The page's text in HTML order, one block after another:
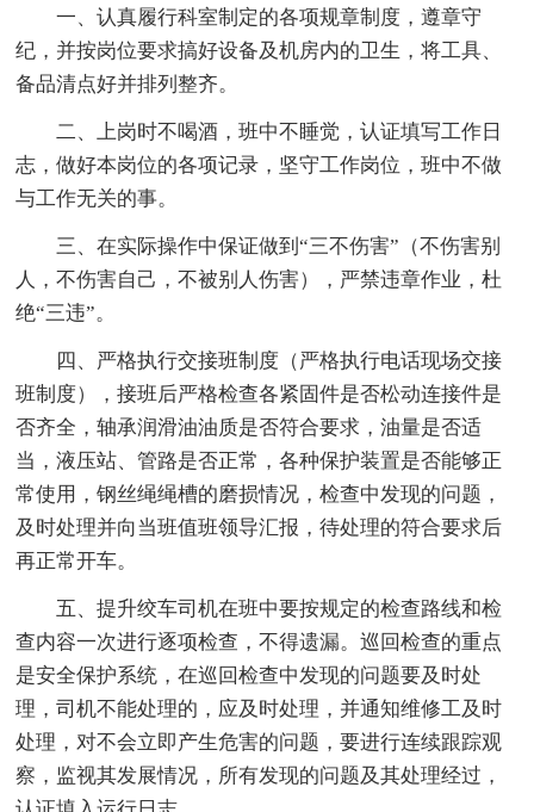
一、认真履行科室制定的各项规章制度，遵章守
纪，并按岗位要求搞好设备及机房内的卫生，将工具、
备品清点好并排列整齐。
二、上岗时不喝酒，班中不睡觉，认证填写工作日
志，做好本岗位的各项记录，坚守工作岗位，班中不做
与工作无关的事。
三、在实际操作中保证做到“三不伤害”（不伤害别
人，不伤害自己，不被别人伤害），严禁违章作业，杜
绝“三违”。
四、严格执行交接班制度（严格执行电话现场交接
班制度），接班后严格检查各紧固件是否松动连接件是
否齐全，轴承润滑油油质是否符合要求，油量是否适
当，液压站、管路是否正常，各种保护装置是否能够正
常使用，钢丝绳绳槽的磨损情况，检查中发现的问题，
及时处理并向当班值班领导汇报，待处理的符合要求后
再正常开车。
五、提升绞车司机在班中要按规定的检查路线和检
查内容一次进行逐项检查，不得遗漏。巡回检查的重点
是安全保护系统，在巡回检查中发现的问题要及时处
理，司机不能处理的，应及时处理，并通知维修工及时
处理，对不会立即产生危害的问题，要进行连续跟踪观
察，监视其发展情况，所有发现的问题及其处理经过，